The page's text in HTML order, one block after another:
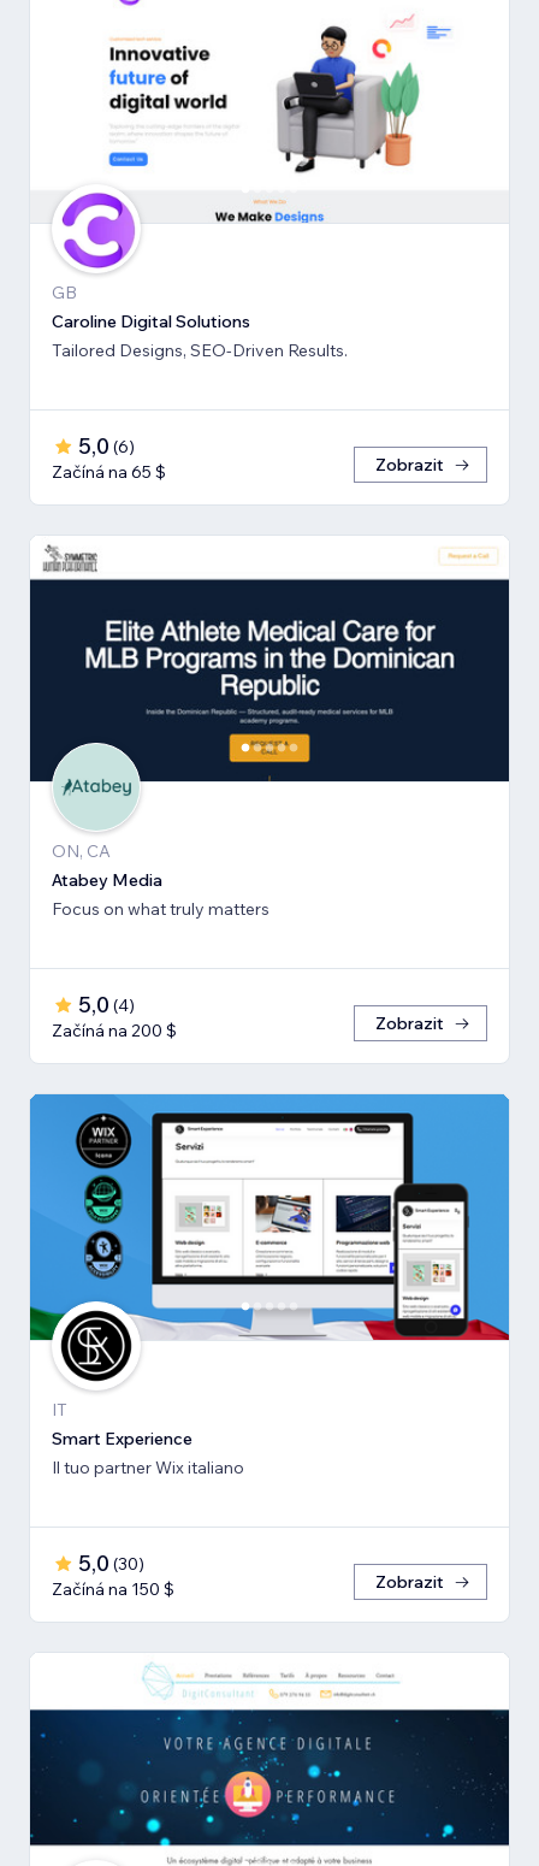
GB
Caroline Digital Solutions
Tailored Designs, SEO-Driven Results.
5,0 (6)
Začíná na 65 $
Zobrazit
ON, CA
Atabey Media
Focus on what truly matters
5,0 (4)
Začíná na 200 $
Zobrazit
IT
Smart Experience
Il tuo partner Wix italiano
5,0 (30)
Začíná na 150 $
Zobrazit